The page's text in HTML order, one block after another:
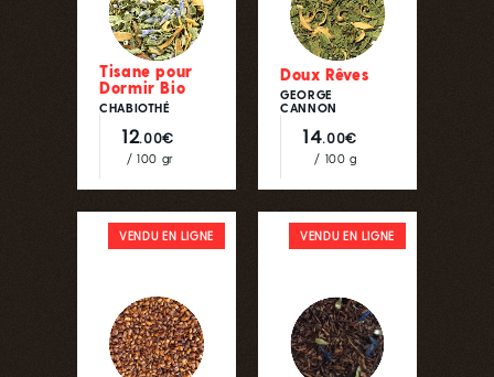
Tisane pour
Dormir Bio
CHABIOTHÉ
12.00€
/ 100 gr
Doux Rêves
GEORGE
CANNON
14.00€
/ 100 g
VENDU EN LIGNE VENDU EN LIGNE